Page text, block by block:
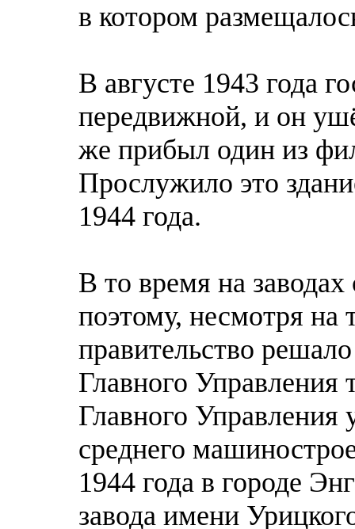
в котором
В августе 1943 года
передвижной, и он
же прибыл один из
Прослужило это
1944 года.
В то время на
поэтому, несмотря на
правительство
Главного Управления
Главного Управления
среднего
1944 года в городе
завода имени